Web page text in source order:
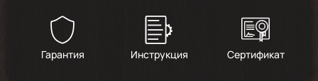
Гарантия Инструкция Сертификат